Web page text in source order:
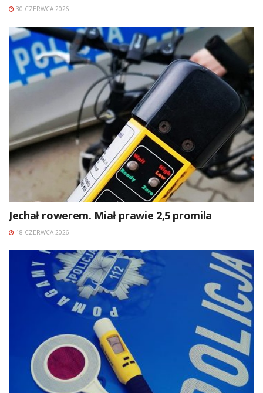
30 CZERWCA 2026
Jechał rowerem. Miał prawie 2,5 promila
18 CZERWCA 2026